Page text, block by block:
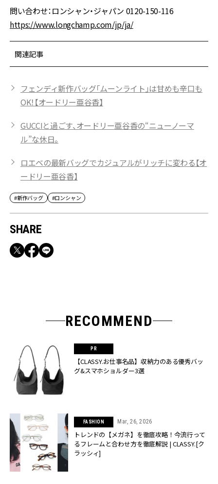
問い合わせ：ロンシャン・ジャパン 0120-150-116
https://www.longchamp.com/jp/ja/
関連記事
フェンディ新作バッグ「ムーンライト」は甘めも辛口も
OK！【オードリー亜谷香】
GUCCIと過ごす、オードリー亜谷香の“ニューノーマ
ル”な休日。
ロエベの最新バッグでカジュアルがリッチに変わる【オ
ードリー亜谷香】
#新作バッグ #ロンシャン
SHARE
RECOMMEND
【CLASSY.お仕事名品】収納力のある優秀バッ
グ&スマホショルダー3選
FASHION Mar, 26, 2026
トレンドの【メガネ】を徹底攻略！今流行って
るフレームと合わせ方を徹底解説 | CLASSY.[ク
ラッシィ]